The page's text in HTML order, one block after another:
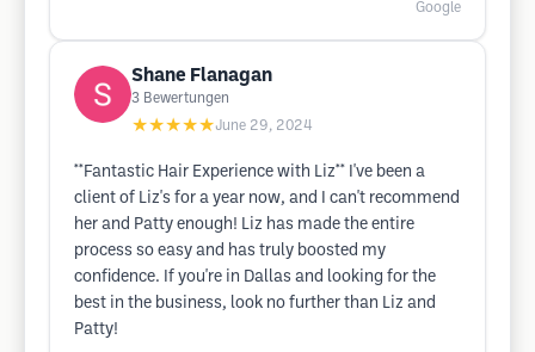
Google
Shane Flanagan
3 Bewertungen
★★★★★June 29, 2024
**Fantastic Hair Experience with Liz** I've been a
client of Liz's for a year now, and I can't recommend
her and Patty enough! Liz has made the entire
process so easy and has truly boosted my
confidence. If you're in Dallas and looking for the
best in the business, look no further than Liz and
Patty!